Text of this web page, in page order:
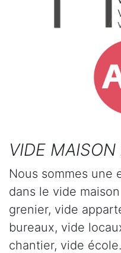
VIDE
Nous sommes une
dans le vide
grenier, vide
bureaux, vide
chantier, vide